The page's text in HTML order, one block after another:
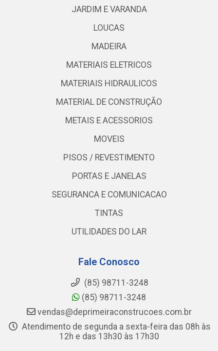
JARDIM E VARANDA
LOUCAS
MADEIRA
MATERIAIS ELETRICOS
MATERIAIS HIDRAULICOS
MATERIAL DE CONSTRUÇÃO
METAIS E ACESSORIOS
MOVEIS
PISOS / REVESTIMENTO
PORTAS E JANELAS
SEGURANCA E COMUNICACAO
TINTAS
UTILIDADES DO LAR
Fale Conosco
(85) 98711-3248
(85) 98711-3248
vendas@deprimeiraconstrucoes.com.br
Atendimento de segunda a sexta-feira das 08h às
12h e das 13h30 às 17h30